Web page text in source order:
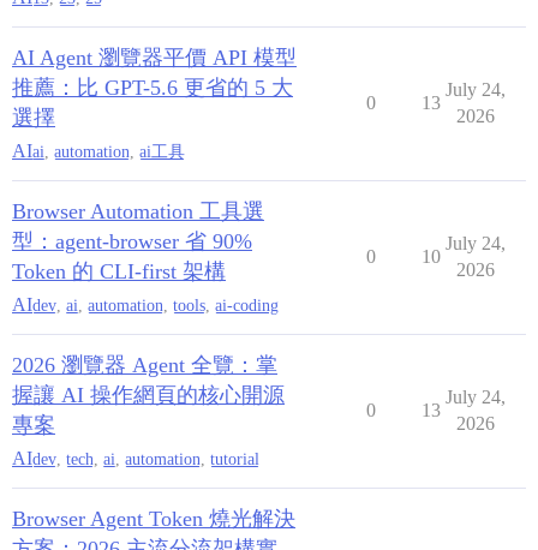
AI Agent 瀏覽器平價 API 模型
推薦：比 GPT-5.6 更省的 5 大
選擇
AIai automation ai工具
0 13
July 24,
2026
Browser Automation 工具選
型：agent-browser 省 90%
Token 的 CLI-first 架構
AIdev ai automation tools ai-coding
0 10
July 24,
2026
2026 瀏覽器 Agent 全覽：掌
握讓 AI 操作網頁的核心開源
專案
AIdev tech ai automation tutorial
0 13
July 24,
2026
Browser Agent Token 燒光解決